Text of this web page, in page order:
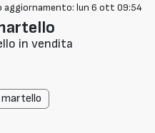
aggiornamento: lun 6 ott 09:54
in vendita